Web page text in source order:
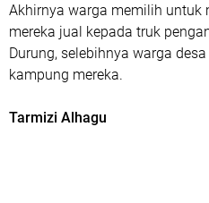
Akhirnya warga memilih untuk
mereka jual kepada truk
Durung, selebihnya warga
kampung mereka.
Tarmizi Alhagu